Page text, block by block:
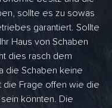
sollte es zu sowas
garantiert. Sollte
Haus von Schaben
dies rasch dem
die Schaben keine
die Frage offen wie die
könnten. Die